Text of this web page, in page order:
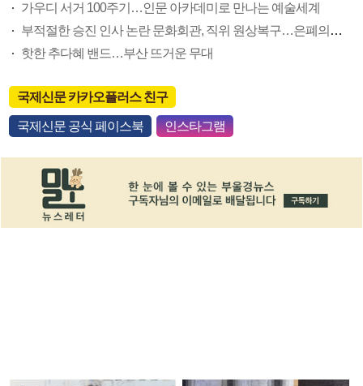
가우디 서거 100주기…인문 아카데미로 만나는 예술세계
부적절한 승진 인사 논란 문화회관, 직위 원상복구…은폐의혹 논란 불씨 여전
핫한 추다혜 밴드…부산 뜨거운 무대
국제신문 카카오플러스 친구
국제신문 공식 페이스북 인스타그램